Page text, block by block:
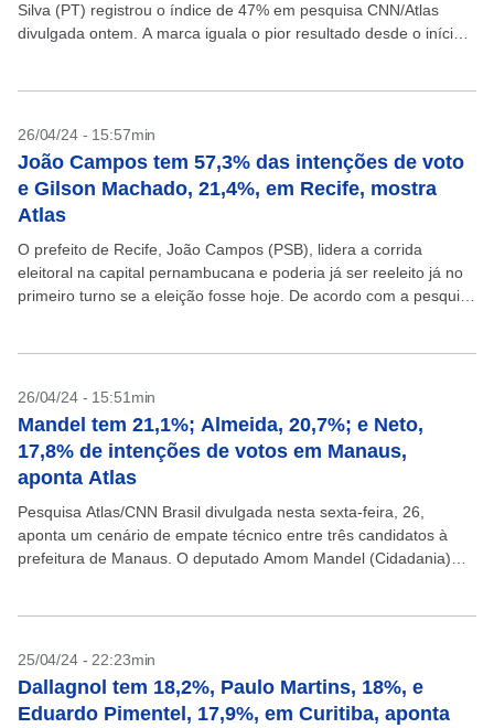
Silva (PT) registrou o índice de 47% em pesquisa CNN/Atlas
divulgada ontem. A marca iguala o pior resultado desde o início
26/04/24 - 15:57min
João Campos tem 57,3% das intenções de voto
e Gilson Machado, 21,4%, em Recife, mostra
Atlas
O prefeito de Recife, João Campos (PSB), lidera a corrida
eleitoral na capital pernambucana e poderia já ser reeleito já no
primeiro turno se a eleição fosse hoje. De acordo com a pesquisa
26/04/24 - 15:51min
Mandel tem 21,1%; Almeida, 20,7%; e Neto,
17,8% de intenções de votos em Manaus,
aponta Atlas
Pesquisa Atlas/CNN Brasil divulgada nesta sexta-feira, 26,
aponta um cenário de empate técnico entre três candidatos à
prefeitura de Manaus. O deputado Amom Mandel (Cidadania)
25/04/24 - 22:23min
Dallagnol tem 18,2%, Paulo Martins, 18%, e
Eduardo Pimentel, 17,9%, em Curitiba, aponta